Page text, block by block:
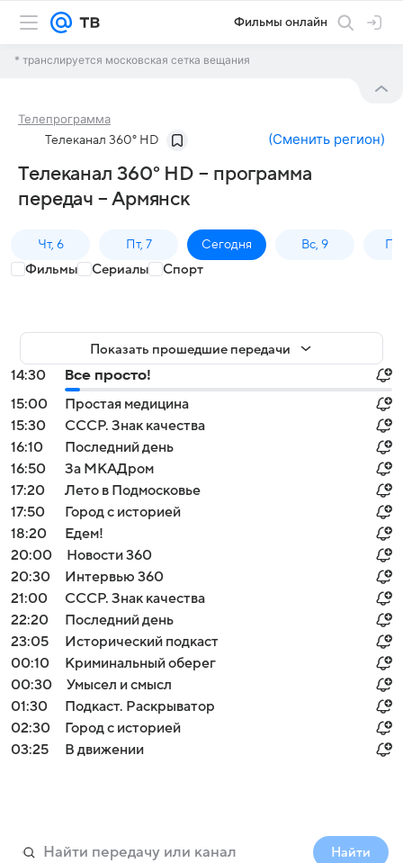
Фильмы онлайн
* транслируется московская сетка вещания
Телепрограмма
Телеканал 360° HD (Сменить регион)
Телеканал 360° HD – программа
передач – Армянск
Чт, 6 Пт, 7 Сегодня Вс, 9
Фильмы Сериалы Спорт
Показать прошедшие передачи
14:30
Все просто!
15:00
Простая медицина
15:30
СССР. Знак качества
16:10
Последний день
16:50
За МКАДром
17:20
Лето в Подмосковье
17:50
Город с историей
18:20
Едем!
20:00
Новости 360
20:30
Интервью 360
21:00
СССР. Знак качества
22:20
Последний день
23:05
Исторический подкаст
00:10
Криминальный оберег
00:30
Умысел и смысл
01:30
Подкаст. Раскрыватор
02:30
Город с историей
03:25
В движении
Найти